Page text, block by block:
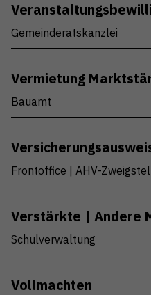
Gemeinderatskanzlei
Vermietung
Bauamt
Frontoffice | AHV-
Verstärkte | Andere
Schulverwaltung
Vollmachten